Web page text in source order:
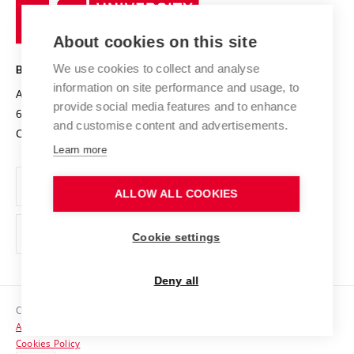
Projects
Projects from Structural Funds
Specific University Research
Safe University
Organization Structure
Official notice board
Personal Data Protection
Support and development of employees and students
Contacts
Technology
BRNO UNIVERSITY OF TECHNOLOGY
Antonínská 548/1
602 00 Brno
Czech Republic
www.vut.cz
vut@vutbr.cz
Copyright © 2026 VUT
Accessibility Statement
Cookies Policy
About cookies on this site
We use cookies to collect and analyse
information on site performance and usage, to
provide social media features and to enhance
and customise content and advertisements.
Learn more
ALLOW ALL COOKIES
Cookie settings
Deny all